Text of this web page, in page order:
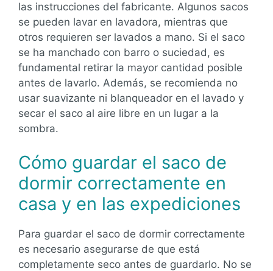
las instrucciones del fabricante. Algunos sacos
se pueden lavar en lavadora, mientras que
otros requieren ser lavados a mano. Si el saco
se ha manchado con barro o suciedad, es
fundamental retirar la mayor cantidad posible
antes de lavarlo. Además, se recomienda no
usar suavizante ni blanqueador en el lavado y
secar el saco al aire libre en un lugar a la
sombra.
Cómo guardar el saco de
dormir correctamente en
casa y en las expediciones
Para guardar el saco de dormir correctamente
es necesario asegurarse de que está
completamente seco antes de guardarlo. No se